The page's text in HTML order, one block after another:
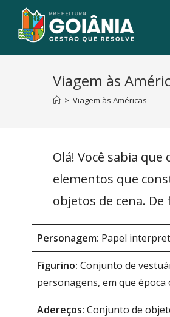
Viagem às
> Viagem às Américas
Olá! Você sabia
elementos que
objetos de cena.
Personagem: Papel
Figurino: Conjunto de
personagens, em que
Adereços: Conjunto de